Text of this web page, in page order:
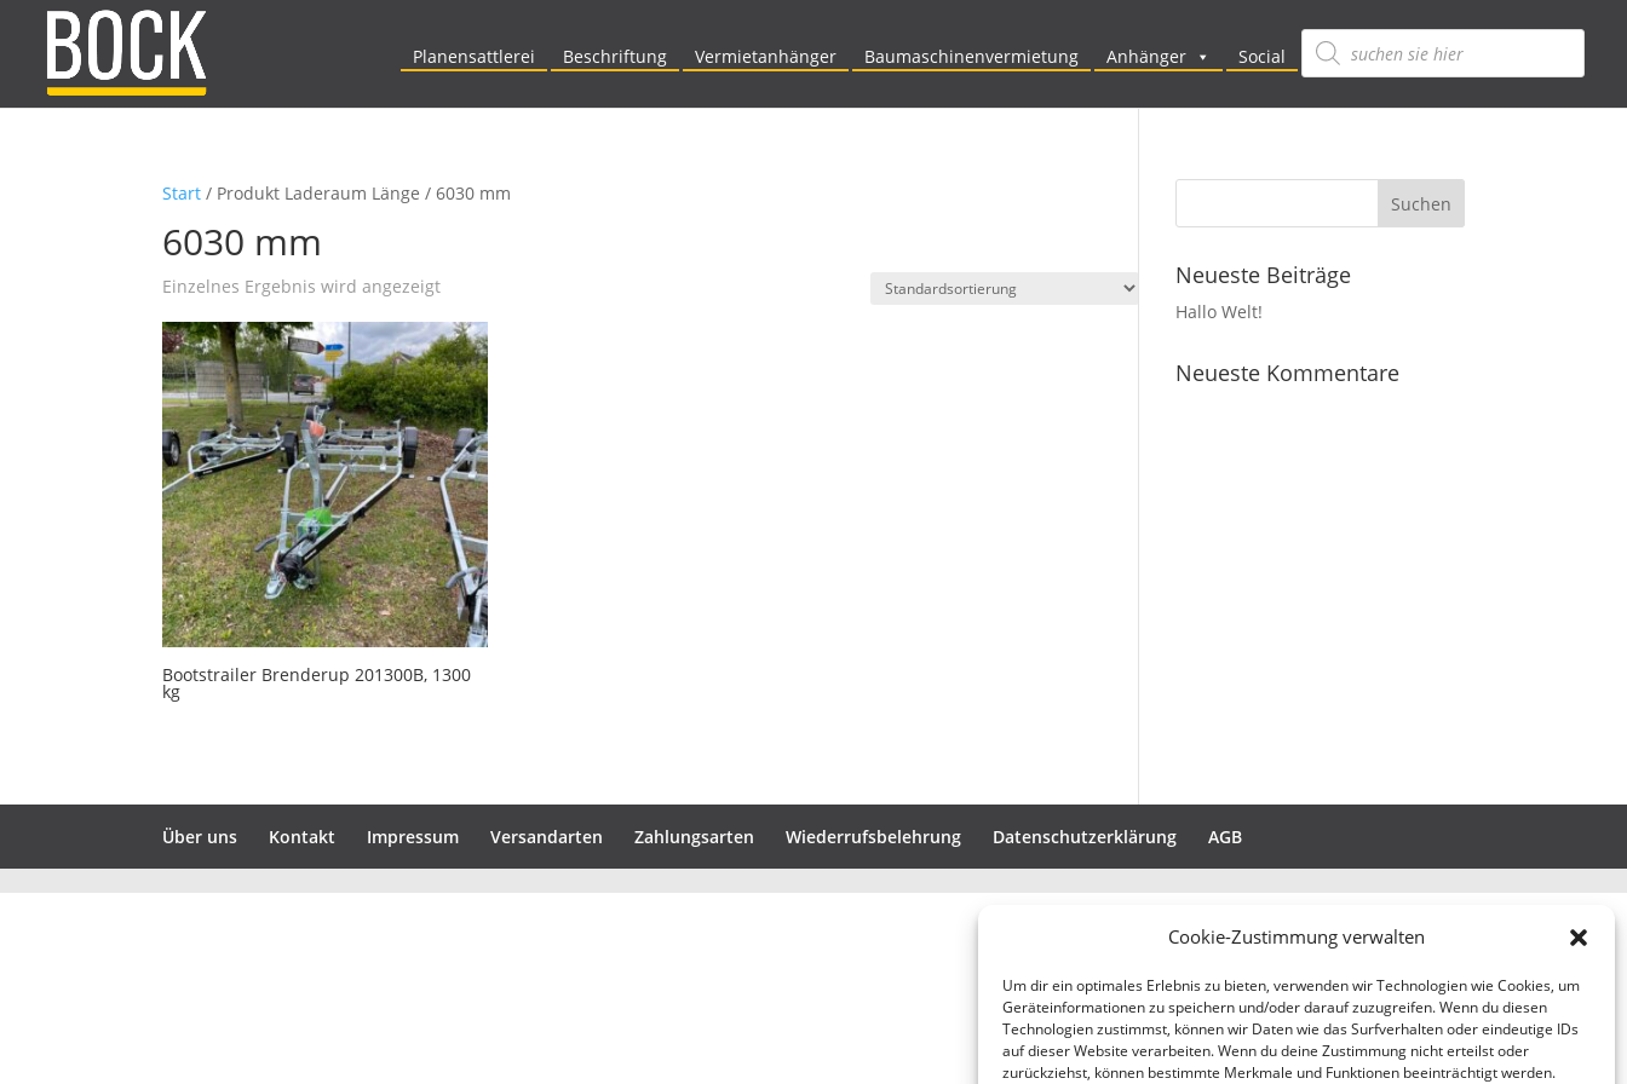
Cookie-Zustimmung verwalten
Um dir ein optimales Erlebnis zu bieten, verwenden wir Technologien wie Cookies, um
Geräteinformationen zu speichern und/oder darauf zuzugreifen. Wenn du diesen
Technologien zustimmst, können wir Daten wie das Surfverhalten oder eindeutige IDs
auf dieser Website verarbeiten. Wenn du deine Zustimmung nicht erteilst oder
zurückziehst, können bestimmte Merkmale und Funktionen beeinträchtigt werden.
Planensattlerei Beschriftung Vermietanhänger Baumaschinenvermietung Anhänger Social
Products
search
Start / Produkt Laderaum Länge / 6030 mm
6030 mm
Einzelnes Ergebnis wird angezeigt
Bootstrailer Brenderup 201300B, 1300
kg
Neueste Beiträge
Hallo Welt!
Neueste Kommentare
Über uns Kontakt Impressum Versandarten Zahlungsarten Wiederrufsbelehrung Datenschutzerklärung AGB